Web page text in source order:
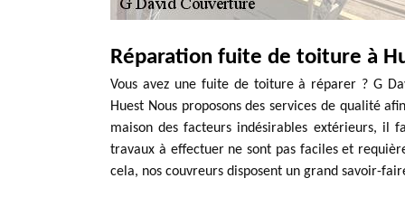
Réparation fuite de toiture à
Vous avez une fuite de toiture à réparer ? G
Huest Nous proposons des services de qualité
maison des facteurs indésirables extérieurs, il
travaux à effectuer ne sont pas faciles et
cela, nos couvreurs disposent un grand savoir-